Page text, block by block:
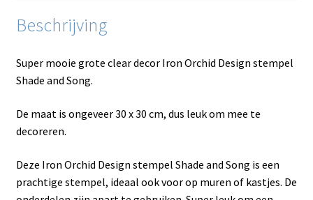
Beschrijving
Super mooie grote clear decor Iron Orchid Design stempel
Shade and Song.
De maat is ongeveer 30 x 30 cm, dus leuk om mee te
decoreren.
Deze Iron Orchid Design stempel Shade and Song is een
prachtige stempel, ideaal ook voor op muren of kastjes. De